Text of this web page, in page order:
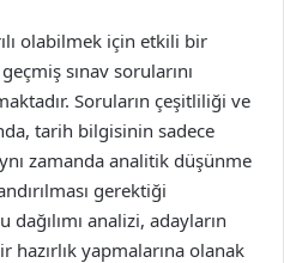
olabilmek için etkili bir
sınav sorularını
Soruların çeşitliliği ve
tarih bilgisinin sadece
zamanda analitik düşünme
gerektiği
dağılımı analizi, adayların
hazırlık yapmalarına olanak